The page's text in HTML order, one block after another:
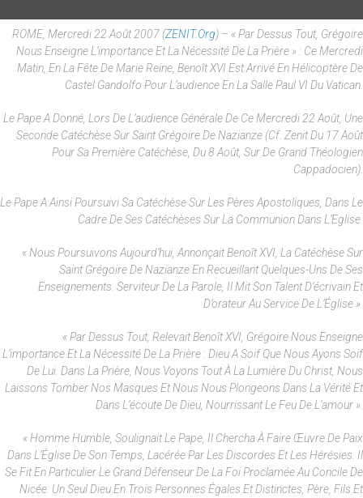
ROME, Mercredi 22 Août 2007 (ZENIT.org) – « Par Dessus Tout, Grégoire
Nous Enseigne L’importance Et La Nécessité De La Prière » : Ce Mercredi
Matin, En La Fête De Marie Reine, Benoît XVI Est Arrivé En Hélicoptère De
Castel Gandolfo Pour L’audience En La Salle Paul VI Du Vatican.
Le Pape A Donné, Lors De L’audience Générale De Ce Mercredi 22 Août, Une
Seconde Catéchèse Sur Saint Grégoire De Nazianze (cf. Zenit Du 17 Août
Pour Sa Première Catéchèse, Du 8 Août, Sur De Grand Théologien
Cappadocien).
Le Pape A Ainsi Poursuivi Sa Catéchèse Sur Les Pères Apostoliques, Dans Le
Cadre De Ses Catéchèses Sur La Communion Dans L’Eglise.
« Nous Poursuivons Aujourd’hui, Annonçait Benoît XVI, La Catéchèse Sur
Saint Grégoire De Nazianze En Recueillant Quelques-Uns De Ses
Enseignements. Serviteur De La Parole, Il Mit Son Talent D’écrivain Et
D’orateur Au Service De L’Église ».
« Par Dessus Tout, Relevait Benoît XVI, Grégoire Nous Enseigne
L’importance Et La Nécessité De La Prière : Dieu A Soif Que Nous Ayons Soif
De Lui. Dans La Prière, Nous Voyons Tout À La Lumière Du Christ, Nous
Laissons Tomber Nos Masques Et Nous Nous Plongeons Dans La Vérité Et
Dans L’écoute De Dieu, Nourrissant Le Feu De L’amour ».
« Homme Humble, Soulignait Le Pape, Il Chercha À Faire Œuvre De Paix
Dans L’Église De Son Temps, Lacérée Par Les Discordes Et Les Hérésies. Il
Se Fit En Particulier Le Grand Défenseur De La Foi Proclamée Au Concile De
Nicée: Un Seul Dieu En Trois Personnes Égales Et Distinctes, Père, Fils Et